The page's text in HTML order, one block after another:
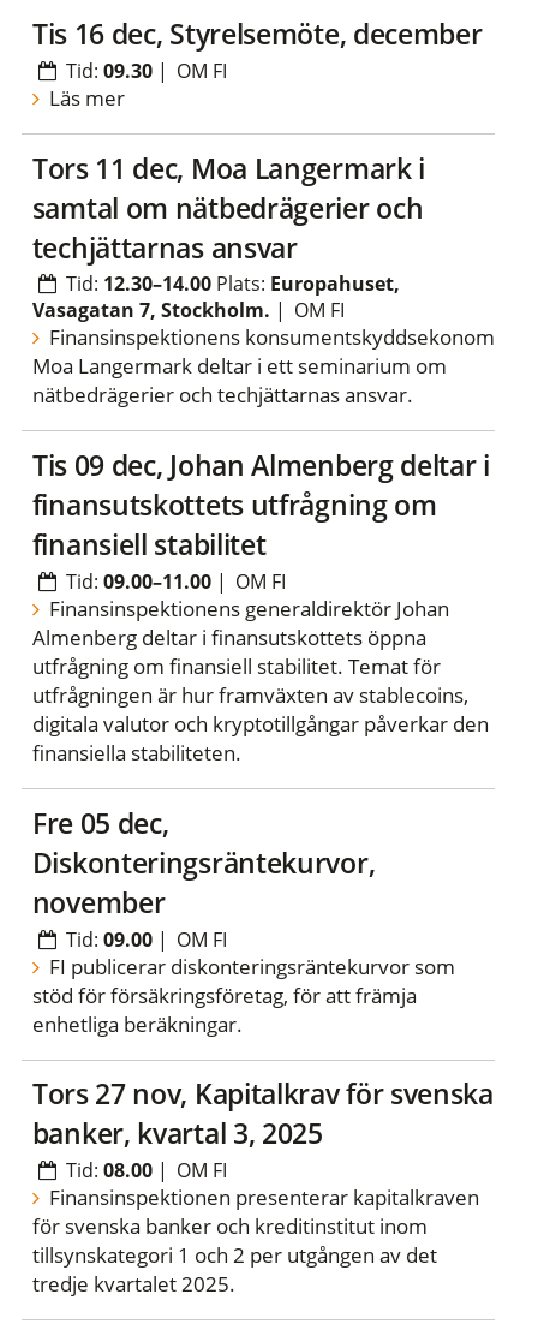
tis 16 dec, Styrelsemöte, december
Tid:09.30 | OM FI
Läs mer
tors 11 dec, Moa Langermark i
samtal om nätbedrägerier och
techjättarnas ansvar
Tid: 12.30–14.00 Plats: Europahuset,
Vasagatan 7, Stockholm. | OM FI
Finansinspektionens konsumentskyddsekonom
Moa Langermark deltar i ett seminarium om
nätbedrägerier och techjättarnas ansvar.
tis 09 dec, Johan Almenberg deltar i
finansutskottets utfrågning om
finansiell stabilitet
Tid:09.00–11.00 | OM FI
Finansinspektionens generaldirektör Johan
Almenberg deltar i finansutskottets öppna
utfrågning om finansiell stabilitet. Temat för
utfrågningen är hur framväxten av stablecoins,
digitala valutor och kryptotillgångar påverkar den
finansiella stabiliteten.
fre 05 dec,
Diskonteringsräntekurvor,
november
Tid:09.00 | OM FI
FI publicerar diskonteringsräntekurvor som
stöd för försäkringsföretag, för att främja
enhetliga beräkningar.
tors 27 nov, Kapitalkrav för svenska
banker, kvartal 3, 2025
Tid:08.00 | OM FI
Finansinspektionen presenterar kapitalkraven
för svenska banker och kreditinstitut inom
tillsynskategori 1 och 2 per utgången av det
tredje kvartalet 2025.